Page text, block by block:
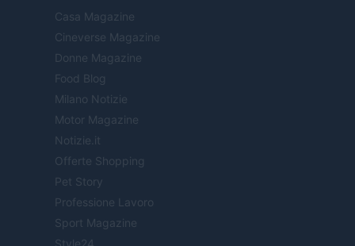
Casa Magazine
Cineverse Magazine
Donne Magazine
Food Blog
Milano Notizie
Motor Magazine
Notizie.it
Offerte Shopping
Pet Story
Professione Lavoro
Sport Magazine
Style24